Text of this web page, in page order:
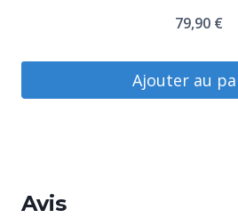
79,90 €
Ajouter au
Avis